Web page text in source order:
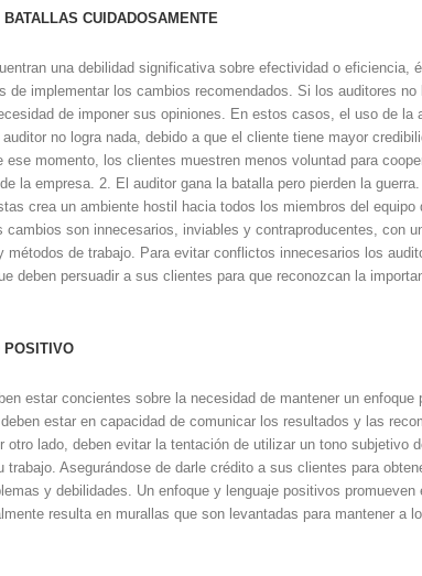
CUIDADOSAMENTE
una debilidad significativa sobre efectividad o eficiencia,
de implementar los cambios recomendados. Si los auditores
de imponer sus opiniones. En estos casos, el uso de la
no logra nada, debido a que el cliente tiene mayor
ese momento, los clientes muestren menos voluntad para
la empresa. 2. El auditor gana la batalla pero pierden la
crea un ambiente hostil hacia todos los miembros del
cambios son innecesarios, inviables y contraproducentes, con
métodos de trabajo. Para evitar conflictos innecesarios los
deben persuadir a sus clientes para que reconozcan la
POSITIVO
estar concientes sobre la necesidad de mantener un
estar en capacidad de comunicar los resultados y las
otro lado, deben evitar la tentación de utilizar un tono subjetivo
trabajo. Asegurándose de darle crédito a sus clientes para
y debilidades. Un enfoque y lenguaje positivos
resulta en murallas que son levantadas para mantener a